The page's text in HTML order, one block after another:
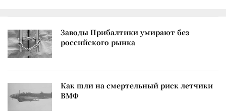
Заводы Прибалтики умирают без
российского рынка
Как шли на смертельный риск летчики
ВМФ